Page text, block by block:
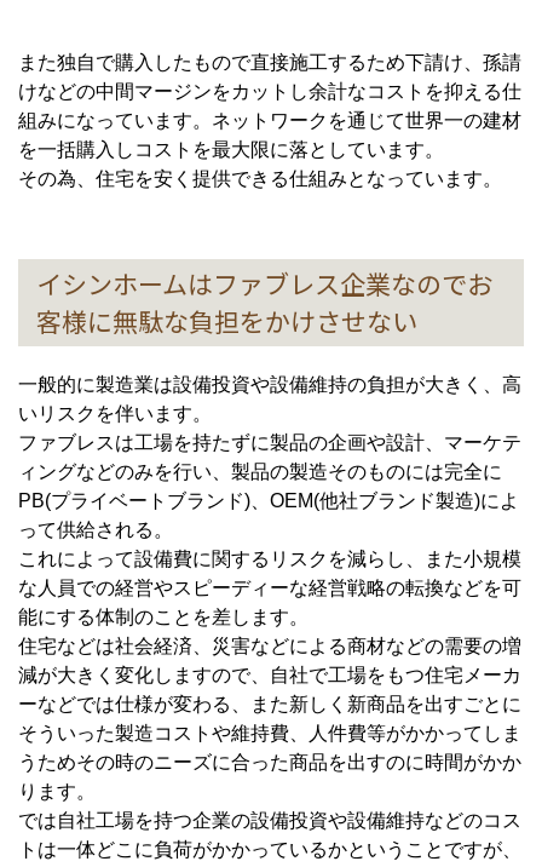
また独自で購入したもので直接施工するため下請け、孫請
けなどの中間マージンをカットし余計なコストを抑える仕
組みになっています。ネットワークを通じて世界一の建材
を一括購入しコストを最大限に落としています。
その為、住宅を安く提供できる仕組みとなっています。
イシンホームはファブレス企業なのでお
客様に無駄な負担をかけさせない
一般的に製造業は設備投資や設備維持の負担が大きく、高
いリスクを伴います。
ファブレスは工場を持たずに製品の企画や設計、マーケテ
ィングなどのみを行い、製品の製造そのものには完全に
PB(プライベートブランド)、OEM(他社ブランド製造)によ
って供給される。
これによって設備費に関するリスクを減らし、また小規模
な人員での経営やスピーディーな経営戦略の転換などを可
能にする体制のことを差します。
住宅などは社会経済、災害などによる商材などの需要の増
減が大きく変化しますので、自社で工場をもつ住宅メーカ
ーなどでは仕様が変わる、また新しく新商品を出すごとに
そういった製造コストや維持費、人件費等がかかってしま
うためその時のニーズに合った商品を出すのに時間がかか
ります。
では自社工場を持つ企業の設備投資や設備維持などのコス
トは一体どこに負荷がかかっているかということですが、